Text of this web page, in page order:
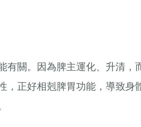
關。因為脾主運化、升清，
正好相剋脾胃功能，導致身